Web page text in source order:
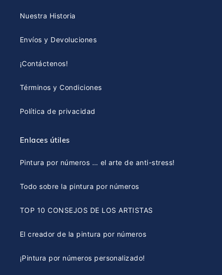
Nuestra Historia
Envíos y Devoluciones
¡Contáctenos!
Términos y Condiciones
Política de privacidad
Enlaces útiles
Pintura por números … el arte de anti-stress!
Todo sobre la pintura por números
TOP 10 CONSEJOS DE LOS ARTISTAS
El creador de la pintura por números
¡Pintura por números personalizado!